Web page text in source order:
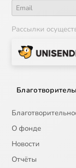
Рассылки
О фонде
Новости
Отчёты